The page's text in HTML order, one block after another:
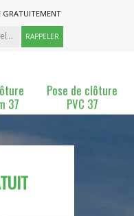
GRATUITEMENT
37
Pose de clôture
PVC 37